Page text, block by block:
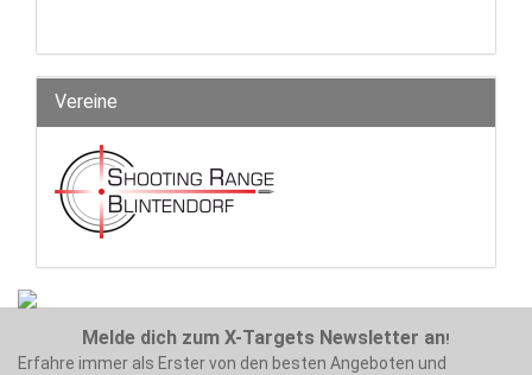
Vereine
Melde dich zum X-Targets Newsletter an!
Erfahre immer als Erster von den besten Angeboten und